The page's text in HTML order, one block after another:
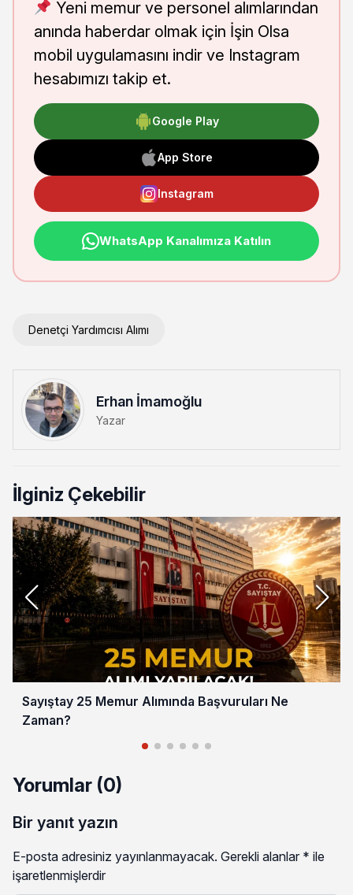
Yeni memur ve personel alımlarından
anında haberdar olmak için İşin Olsa
mobil uygulamasını indir ve Instagram
hesabımızı takip et.
Google Play
App Store
Instagram
WhatsApp Kanalımıza Katılın
Denetçi Yardımcısı Alımı
Erhan İmamoğlu
Yazar
İlginiz Çekebilir
Sayıştay 25 Memur Alımında Başvuruları Ne
Zaman?
Yorumlar (0)
Bir yanıt yazın
E-posta adresiniz yayınlanmayacak. Gerekli alanlar * ile
işaretlenmişlerdir